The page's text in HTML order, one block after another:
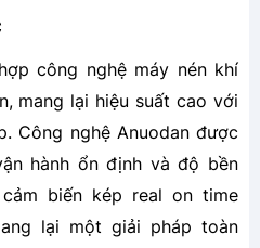
công nghệ máy nén khí
mang lại hiệu suất cao với
Công nghệ Anuodan được
hành ổn định và độ bền
biến kép real on time
lại một giải pháp toàn